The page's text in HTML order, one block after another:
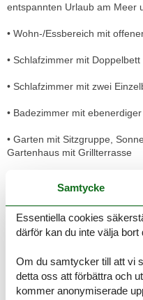
entspannten Urlaub am Meer
• Wohn-/Essbereich mit
• Schlafzimmer mit
• Schlafzimmer mit zwei
• Badezimmer mit
• Garten mit Sitzgruppe,
Gartenhaus mit Grillterrasse
Unsere Ferienwohnung Meer
renoviert. Sie wurde vom
Sternen ausgezeichnet.
80 qm haben Sie
genießen.
Samtycke
Essentiella cookies
därför kan du inte välja bort
Om du samtycker till att vi
detta oss att förbättra och
kommer anonymiserade